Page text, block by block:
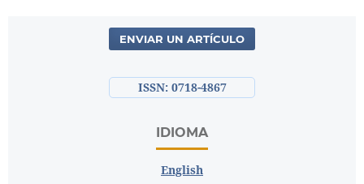
ENVIAR UN ARTÍCULO
ISSN: 0718-4867
IDIOMA
English